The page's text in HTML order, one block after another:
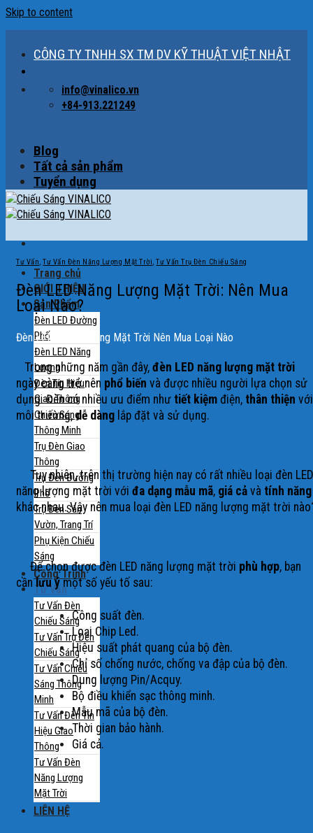
Skip to content
CÔNG TY TNHH SX TM DV KỸ THUẬT VIỆT NHẬT
info@vinalico.vn
+84-913.221249
Blog
Tất cả sản phẩm
Tuyển dụng
Trang chủ
GIỚI THIỆU
Sản Phẩm
Đèn LED Đường
Phố
Đèn LED Năng
Lượng
Đèn Tín Hiệu
Giao Thông
Chiếu Sáng
Thông Minh
Trụ Đèn Giao
Thông
Trụ Đèn Đường
Phố
Trụ Đèn Sân
Vườn, Trang Trí
Phụ Kiện Chiếu
Sáng
Công Trình
Tư Vấn
Tư Vấn Đèn
Chiếu Sáng
Tư Vấn Trụ Đèn
Chiếu Sáng
Tư Vấn Chiếu
Sáng Thông
Minh
Tư Vấn Đèn Tín
Hiệu Giao
Thông
Tư Vấn Đèn
Năng Lượng
Mặt Trời
LIÊN HỆ
Tư Vấn ,Tư Vấn Đèn Năng Lượng Mặt Trời ,Tư Vấn Trụ Đèn Chiếu Sáng
Đèn LED Năng Lượng Mặt Trời: Nên Mua
Loại Nào?
Đèn LED Năng Lượng Mặt Trời Nên Mua Loại Nào
Trong những năm gần đây, đèn LED năng lượng mặt trời
ngày càng trở nên phổ biến và được nhiều người lựa chọn sử
dụng. Đèn có nhiều ưu điểm như tiết kiệm điện, thân thiện với
môi trường,dễ dàng lắp đặt và sử dụng.
Tuy nhiên, trên thị trường hiện nay có rất nhiều loại đèn LED
năng lượng mặt trời với đa dạng mẫu mã, giá cả và tính năng
khác nhau. Vậy nên mua loại đèn LED năng lượng mặt trời
Để chọn được đèn LED năng lượng mặt trời phù hợp, bạn
cầnlưu ýmột số yếu tố sau:
Công suất đèn.
Loại Chip Led.
Hiệu suất phát quang của bộ đèn.
Chỉ số chống nước, chống va đập của bộ đèn.
Dung lượng Pin/Acquy.
Bộ điều khiển sạc thông minh.
Mẫu mã của bộ đèn.
Thời gian bảo hành.
Giá cả.